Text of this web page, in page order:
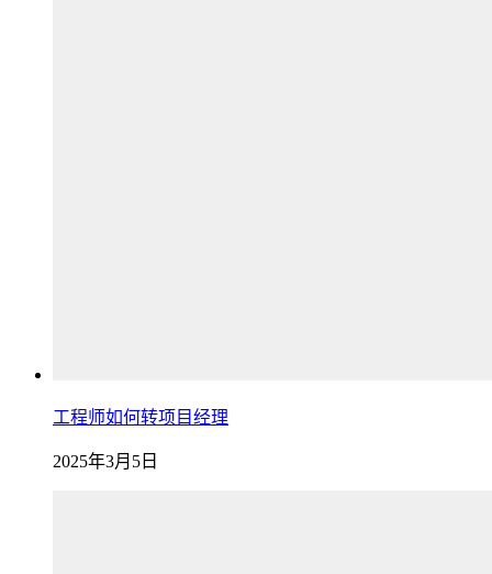
工程师如何转项目经理
2025年3月5日